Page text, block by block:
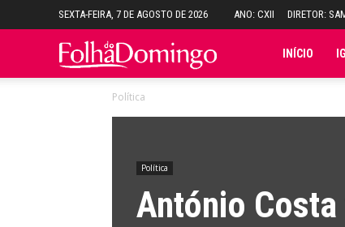
SEXTA-FEIRA, 7 DE AGOSTO DE 2026 ANO: CXII DIRETOR:
Folha INÍCIO
Política
Política
António